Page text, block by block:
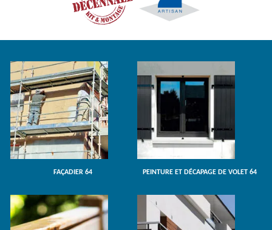
FAÇADIER 64 PEINTURE ET DÉCAPAGE DE VOLET 64